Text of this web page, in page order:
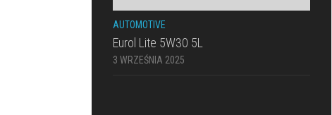
AUTOMOTIVE
Eurol Lite 5W30 5L
3 WRZEŚNIA 2025